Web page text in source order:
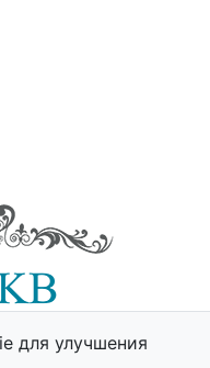
защищены.
для улучшения